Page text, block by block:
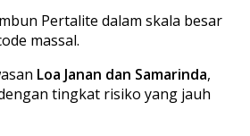
Pertalite dalam skala besar
massal.
Loa Janan dan Samarinda,
tingkat risiko yang jauh